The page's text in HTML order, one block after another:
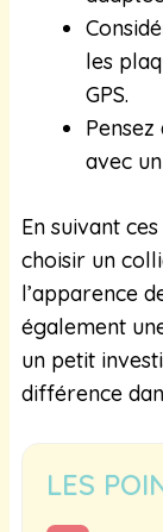
les
GPS.
avec
En suivant
choisir un
l’apparence
également
un petit
différence
LES